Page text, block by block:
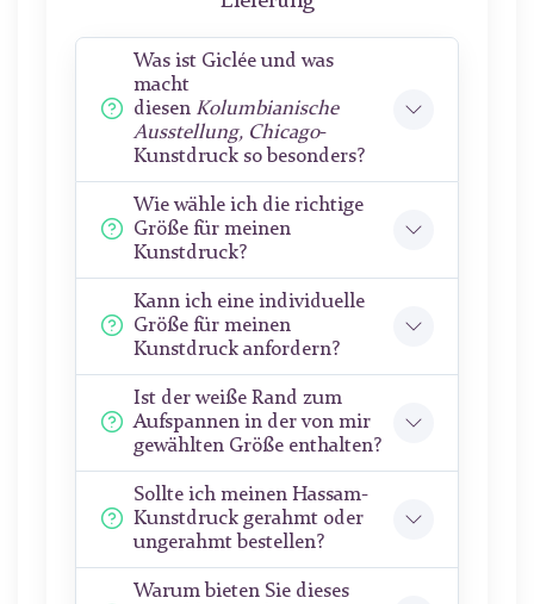
Was ist Giclée und was
macht
diesen Kolumbianische
Ausstellung, Chicago-
Kunstdruck so besonders?
Wie wähle ich die richtige
Größe für meinen
Kunstdruck?
Kann ich eine individuelle
Größe für meinen
Kunstdruck anfordern?
Ist der weiße Rand zum
Aufspannen in der von mir
gewählten Größe enthalten?
Sollte ich meinen Hassam-
Kunstdruck gerahmt oder
ungerahmt bestellen?
Warum bieten Sie dieses